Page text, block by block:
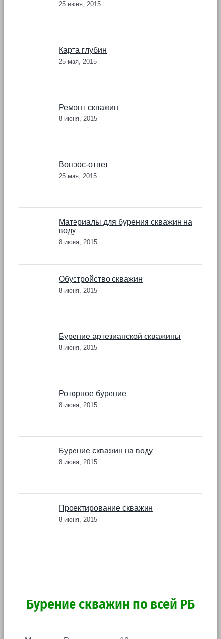
25 июня, 2015
Карта глубин
25 мая, 2015
Ремонт скважин
8 июня, 2015
Вопрос-ответ
25 мая, 2015
Материалы для бурения скважин на
воду
8 июня, 2015
Обустройство скважин
8 июня, 2015
Бурение артезианской скважины
8 июня, 2015
Роторное бурение
8 июня, 2015
Бурение скважин на воду
8 июня, 2015
Проектирование скважин
8 июня, 2015
Бурение скважин по всей РБ